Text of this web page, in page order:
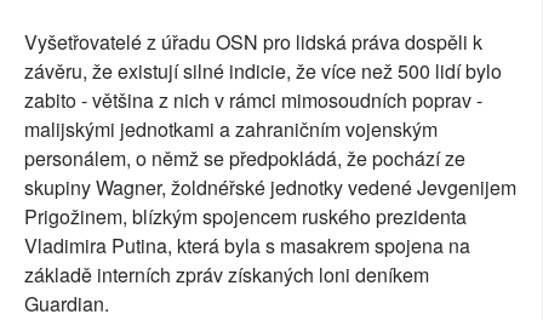
Vyšetřovatelé z úřadu OSN pro lidská práva dospěli k
závěru, že existují silné indicie, že více než 500 lidí bylo
zabito - většina z nich v rámci mimosoudních poprav -
malijskými jednotkami a zahraničním vojenským
personálem, o němž se předpokládá, že pochází ze
skupiny Wagner, žoldnéřské jednotky vedené Jevgenijem
Prigožinem, blízkým spojencem ruského prezidenta
Vladimira Putina, která byla s masakrem spojena na
základě interních zpráv získaných loni deníkem
Guardian.